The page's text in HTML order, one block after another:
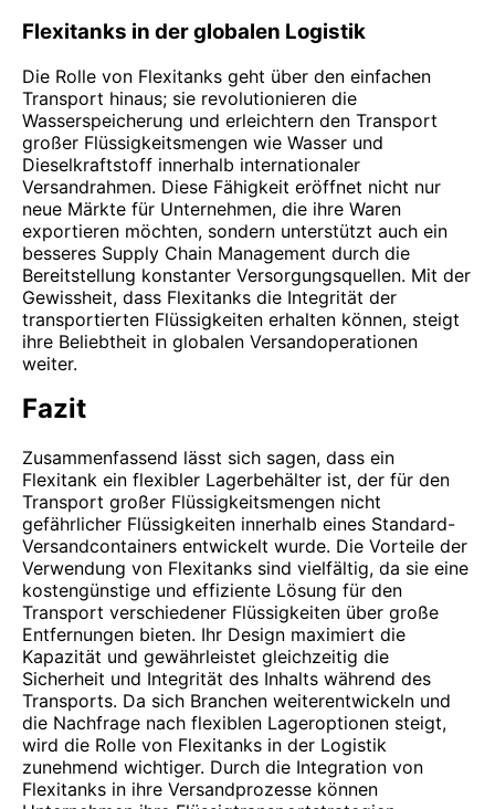
Flexitanks in der globalen Logistik
Die Rolle von Flexitanks geht über den einfachen
Transport hinaus; sie revolutionieren die
Wasserspeicherung und erleichtern den Transport
großer Flüssigkeitsmengen wie Wasser und
Dieselkraftstoff innerhalb internationaler
Versandrahmen. Diese Fähigkeit eröffnet nicht nur
neue Märkte für Unternehmen, die ihre Waren
exportieren möchten, sondern unterstützt auch ein
besseres Supply Chain Management durch die
Bereitstellung konstanter Versorgungsquellen. Mit der
Gewissheit, dass Flexitanks die Integrität der
transportierten Flüssigkeiten erhalten können, steigt
ihre Beliebtheit in globalen Versandoperationen
weiter.
Fazit
Zusammenfassend lässt sich sagen, dass ein
Flexitank ein flexibler Lagerbehälter ist, der für den
Transport großer Flüssigkeitsmengen nicht
gefährlicher Flüssigkeiten innerhalb eines Standard-
Versandcontainers entwickelt wurde. Die Vorteile der
Verwendung von Flexitanks sind vielfältig, da sie eine
kostengünstige und effiziente Lösung für den
Transport verschiedener Flüssigkeiten über große
Entfernungen bieten. Ihr Design maximiert die
Kapazität und gewährleistet gleichzeitig die
Sicherheit und Integrität des Inhalts während des
Transports. Da sich Branchen weiterentwickeln und
die Nachfrage nach flexiblen Lageroptionen steigt,
wird die Rolle von Flexitanks in der Logistik
zunehmend wichtiger. Durch die Integration von
Flexitanks in ihre Versandprozesse können